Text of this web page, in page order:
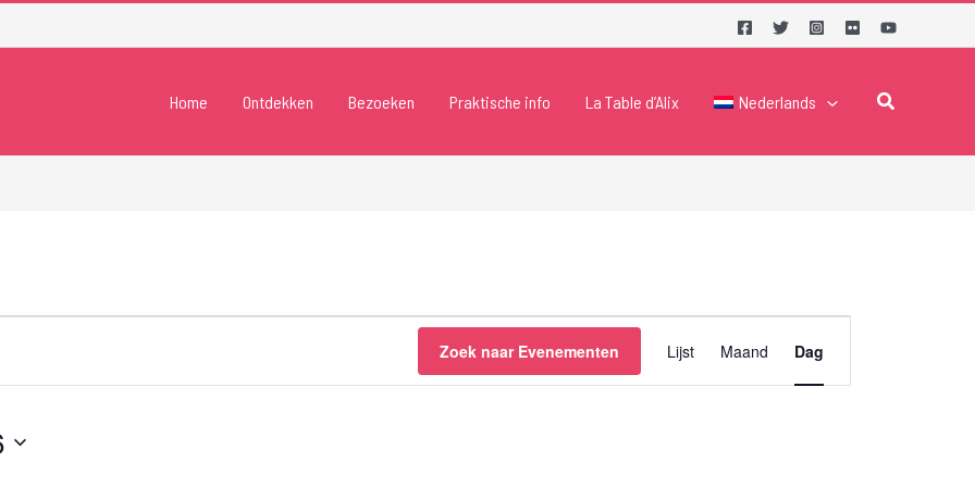
Home Ontdekken Bezoeken Praktische info La Table d’Alix Nederlands Zoeken
Zoek naar Evenementen
weergaven
navigatie
Lijst Maand Dag